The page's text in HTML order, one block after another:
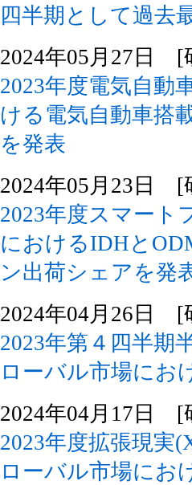
四半期として過去
2024年05月27日 [
2023年度電気自動
ける電気自動車搭
を発表
2024年05月23日 [
2023年度スマート
におけるIDHと
ン出荷シェアを発
2024年04月26日 [
2023年第４四半期
ローバル市場にお
2024年04月17日 [
2023年度拡張現実
ローバル市場にお